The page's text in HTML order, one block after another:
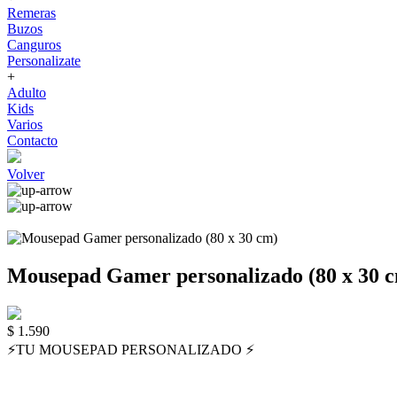
Remeras
Buzos
Canguros
Personalizate
+
Adulto
Kids
Varios
Contacto
Volver
Mousepad Gamer personalizado (80 x 30
$ 1.590
⚡️TU MOUSEPAD PERSONALIZADO ⚡